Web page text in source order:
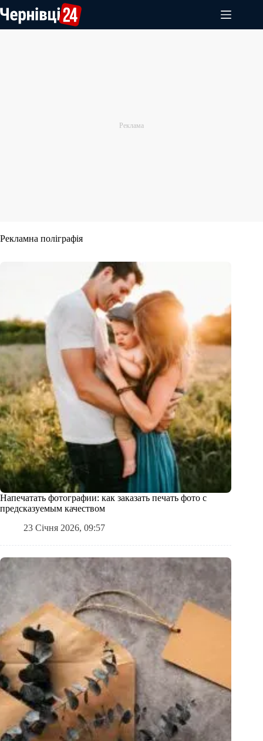
до
вмісту
Рекламна поліграфія
Напечатать фотографии: как заказать печать фото с
предсказуемым качеством
23 Січня 2026, 09:57